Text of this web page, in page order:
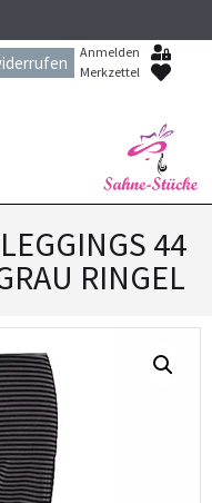
Anmelden
Merkzettel
44
RINGEL